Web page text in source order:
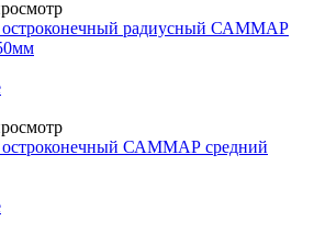
остроконечный радиусный САММАР
остроконечный САММАР средний